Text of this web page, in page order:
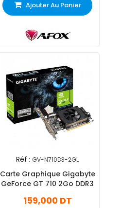
Ajouter Au Panier
Réf : GV-N710D3-2GL
Carte Graphique Gigabyte
GeForce GT 710 2Go DDR3
159,000 DT